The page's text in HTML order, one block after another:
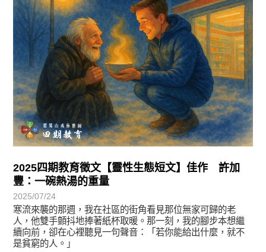
2025四期教育徵文【靈性生態短文】佳作 許加
豐：一碗熱湯的重量
2025/07/24
寒流來襲的那週，我在社區的街角看見那位無家可歸的老
人，他雙手顫抖地捧著紙杯取暖。那一刻，我的腳步本想繼
續向前，卻在心裡聽見一句聲音：「若你能給出什麼，就不
是貧窮的人。」